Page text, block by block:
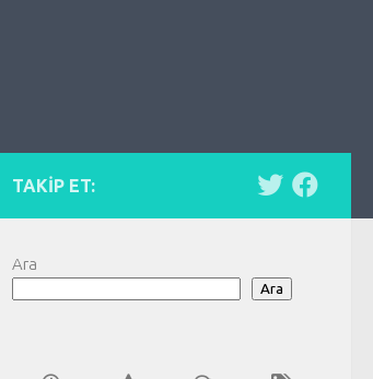
TAKIP ET:
Ara
Ara